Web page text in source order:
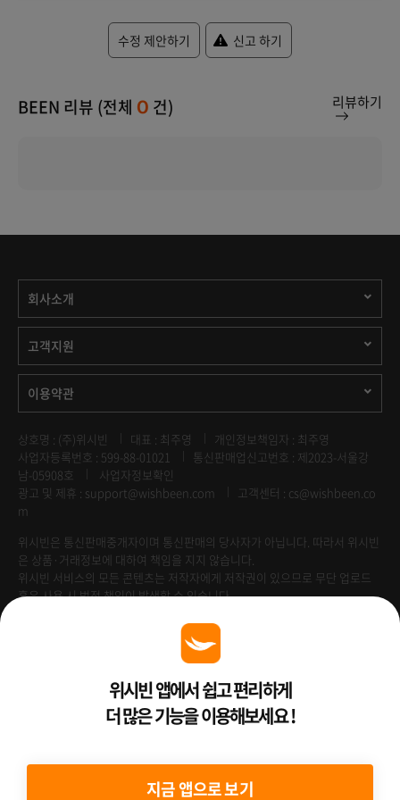
수정 제안하기 신고 하기
BEEN 리뷰 (전체 0 건) 리뷰하기
회사소개
고객지원
이용약관
상호명 : (주)위시빈 대표 : 최주영
개인정보책임자 : 최주영
사업자등록번호 : 599-88-01021
통신판매업신고번호 : 제2023-서울강
남-05908호
사업자정보확인
광고 및 제휴 : support@wishbeen.com
고객센터 : cs@wishbeen.co
m
위시빈은 통신판매중개자이며 통신판매의 당사자가 아닙니다. 따라서 위시빈
은 상품·거래정보에 대하여 책임을 지지 않습니다.
위시빈 서비스의 모든 콘텐츠는 저작자에게 저작권이 있으므로 무단 업로드
혹은 사용 시 법적 책임이 발생할 수 있습니다.
Venture Enterprise위시빈 앱에서 쉽고 편리하게
더 많은 기능을 이용해보세요 !
지금 앱으로 보기